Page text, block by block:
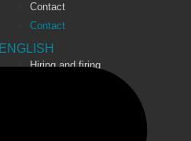
Contact
Contact
ENGLISH
Hiring and firing